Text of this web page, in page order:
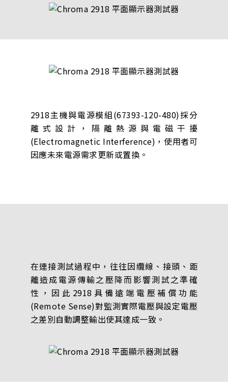
2918主機與電源模組(67393-120-480)採分
離式設計，隔離熱源與電磁干擾
(Electromagnetic Interference)，使用者可
因應未來電源需求更新或置換。
在連接測試過程中，往往因纜線、接頭、距
離造成電源傳輸之壓降而影響測試之準確
性，因此2918具備遠端電壓補償功能
(Remote Sense)對監測實際電壓與設定電壓
之差別自動調整輸出使其達成一致。